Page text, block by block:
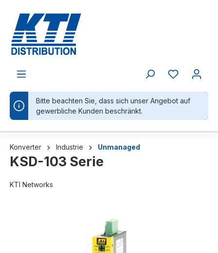
Bitte beachten Sie, dass sich unser Angebot auf
gewerbliche Kunden beschränkt.
Konverter Industrie Unmanaged
KSD-103 Serie
KTI Networks